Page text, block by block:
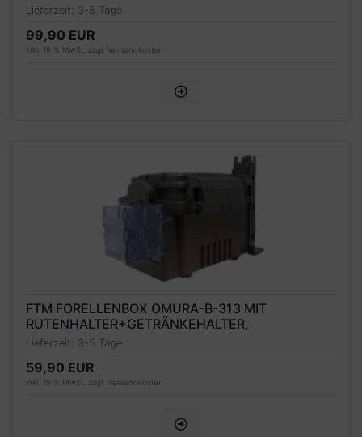
Lieferzeit: 3-5 Tage
99,90 EUR
inkl. 19 % MwSt. zzgl. Versandkosten
FTM FORELLENBOX OMURA-B-313 MIT
RUTENHALTER+GETRÄNKEHALTER,
31X23X23CM
Lieferzeit: 3-5 Tage
59,90 EUR
inkl. 19 % MwSt. zzgl. Versandkosten